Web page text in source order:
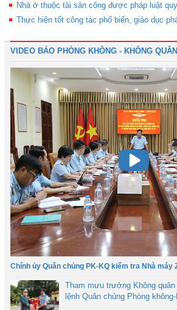
Nhà ở thuộc tài sản công được pháp luật
Thực hiện tốt công tác phổ biến, giáo dục
VIDEO BÁO PHÒNG KHÔNG - KHÔNG QUÂN
Chính ủy Quân chủng PK-KQ kiểm tra Nhà máy
Tham mưu trưởng Không
lệnh Quân chủng Phòng